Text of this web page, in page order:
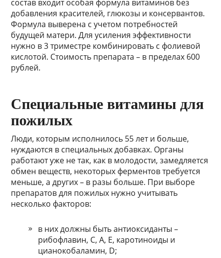
состав входит особая формула витаминов без
добавления красителей, глюкозы и консервантов.
Формула выверена с учетом потребностей
будущей матери. Для усиления эффективности
нужно в 3 триместре комбинировать с фолиевой
кислотой. Стоимость препарата – в пределах 600
рублей.
Специальные витамины для
пожилых
Люди, которым исполнилось 55 лет и больше,
нуждаются в специальных добавках. Органы
работают уже не так, как в молодости, замедляется
обмен веществ, некоторых ферментов требуется
меньше, а других – в разы больше. При выборе
препаратов для пожилых нужно учитывать
несколько факторов:
в них должны быть антиоксиданты –
рибофлавин, C, A, E, каротиноиды и
цианокобаламин, D;